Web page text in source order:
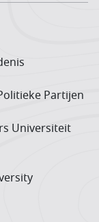
Partijen
Universiteit